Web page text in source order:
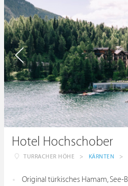
Hotel Hochschober
TURRACHER HÖHE > KÄRNTEN >
Original türkisches Hamam, See-